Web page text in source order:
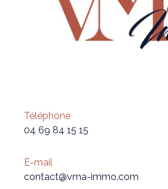
Téléphone
04 69 84 15 15
E-mail
contact@vma-immo.com